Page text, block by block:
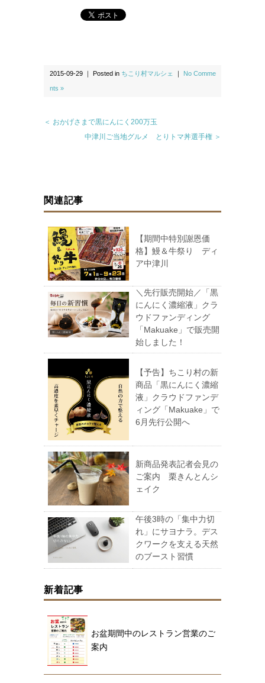
2015-09-29 ｜ Posted in ちこり村マルシェ ｜ No Comme
nts »
＜ おかげさまで黒にんにく200万玉
中津川ご当地グルメ とりトマ丼選手権 ＞
関連記事
【期間中特別謝恩価
格】鰻＆牛祭り ディ
ア中津川
＼先行販売開始／「黒
にんにく濃縮液」クラ
ウドファンディング
「Makuake」で販売開
始しました！
【予告】ちこり村の新
商品「黒にんにく濃縮
液」クラウドファンデ
ィング「Makuake」で
6月先行公開へ
新商品発表記者会見の
ご案内 栗きんとんシ
ェイク
午後3時の「集中力切
れ」にサヨナラ。デス
クワークを支える天然
のブースト習慣
新着記事
お盆期間中のレストラン営業のご
案内